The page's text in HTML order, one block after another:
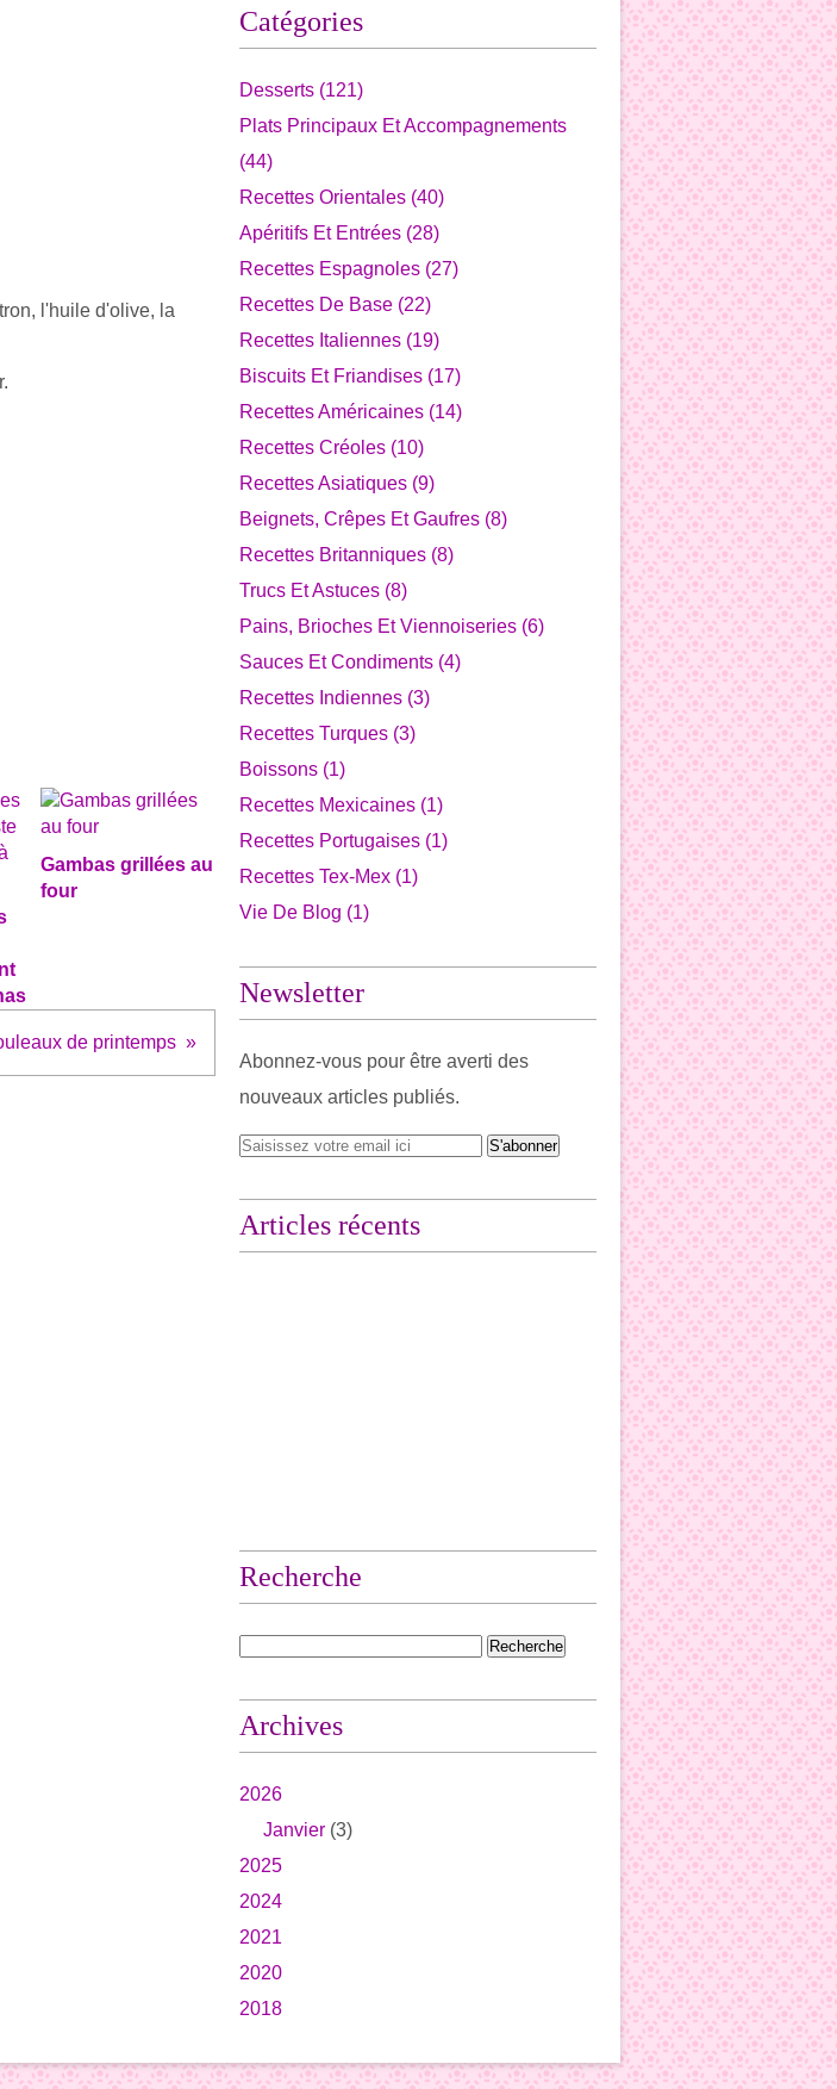
l'huile d'olive, la
Gambas grillées au
four
de printemps
Catégories
Desserts (121)
Plats Principaux Et Accompagnements
(44)
Recettes Orientales (40)
Apéritifs Et Entrées (28)
Recettes Espagnoles (27)
Recettes De Base (22)
Recettes Italiennes (19)
Biscuits Et Friandises (17)
Recettes Américaines (14)
Recettes Créoles (10)
Recettes Asiatiques (9)
Beignets, Crêpes Et Gaufres (8)
Recettes Britanniques (8)
Trucs Et Astuces (8)
Pains, Brioches Et Viennoiseries (6)
Sauces Et Condiments (4)
Recettes Indiennes (3)
Recettes Turques (3)
Boissons (1)
Recettes Mexicaines (1)
Recettes Portugaises (1)
Recettes Tex-Mex (1)
Vie De Blog (1)
Newsletter
Abonnez-vous pour être averti des
nouveaux articles publiés.
Articles récents
Recherche
Archives
2026
Janvier (3)
2025
2024
2021
2020
2018